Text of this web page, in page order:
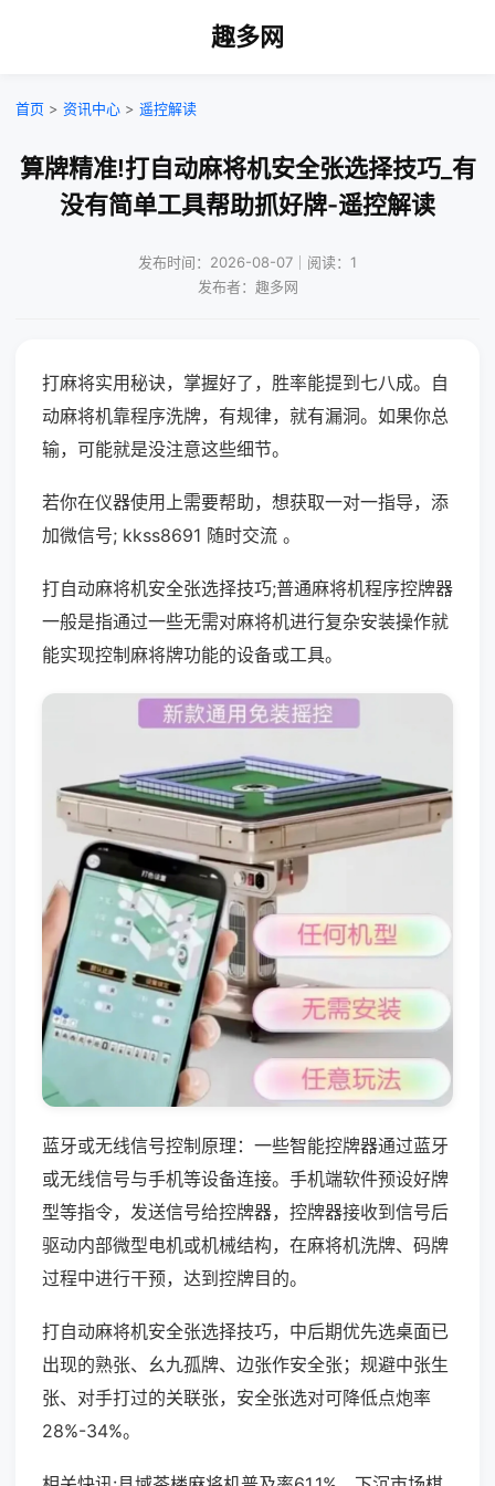
趣多网
首页 > 资讯中心 > 遥控解读
算牌精准!打自动麻将机安全张选择技巧_有
没有简单工具帮助抓好牌-遥控解读
发布时间：2026-08-07｜阅读：1
发布者：趣多网
打麻将实用秘诀，掌握好了，胜率能提到七八成。自
动麻将机靠程序洗牌，有规律，就有漏洞。如果你总
输，可能就是没注意这些细节。
若你在仪器使用上需要帮助，想获取一对一指导，添
加微信号; kkss8691 随时交流 。
打自动麻将机安全张选择技巧;普通麻将机程序控牌器
一般是指通过一些无需对麻将机进行复杂安装操作就
能实现控制麻将牌功能的设备或工具。
蓝牙或无线信号控制原理：一些智能控牌器通过蓝牙
或无线信号与手机等设备连接。手机端软件预设好牌
型等指令，发送信号给控牌器，控牌器接收到信号后
驱动内部微型电机或机械结构，在麻将机洗牌、码牌
过程中进行干预，达到控牌目的。
打自动麻将机安全张选择技巧，中后期优先选桌面已
出现的熟张、幺九孤牌、边张作安全张；规避中张生
张、对手打过的关联张，安全张选对可降低点炮率
28%-34%。